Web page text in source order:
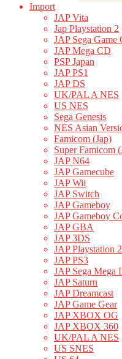
Import
JAP Vita
Jap Playstation 2
JAP Sega Game
JAP Mega CD
PSP Japan
JAP PS1
JAP DS
UK/PAL A NES
US NES
Sega Genesis
NES Asian
Famicom (Jap)
Super Famicom
JAP N64
JAP Gamecube
JAP Wii
JAP Switch
JAP Gameboy
JAP Gameboy
JAP GBA
JAP 3DS
JAP Playstation 2
JAP PS3
JAP Sega Mega
JAP Saturn
JAP Dreamcast
JAP Game Gear
JAP XBOX OG
JAP XBOX 360
UK/PAL A NES
US SNES